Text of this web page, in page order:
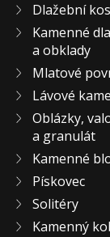
Doplňkový
DLAŽEBNÍ
KAMENNÉ
MLATOVÉ
ZAKÁZKY NA
VÝPRODEJ
NOVINKY
BLOG
KONTAKT
Dlažební
Kamenné
a obklady
Mlatové
Lávové
Oblázky,
a granulát
Kamenné
Pískovec
Solitéry
Kamenný